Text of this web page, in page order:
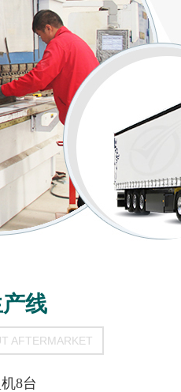
线
AFTERMARKET
8台